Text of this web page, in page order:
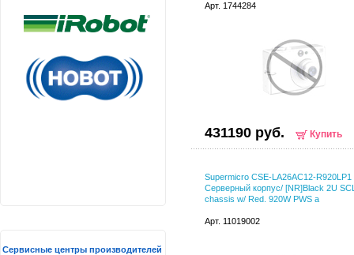
Арт. 1744284
431190 руб. Купить
Supermicro CSE-LA26AC12-R920LP1
Серверный корпус/ [NR]Black 2U
chassis w/ Red. 920W PWS a
Арт. 11019002
Сервисные центры производителей